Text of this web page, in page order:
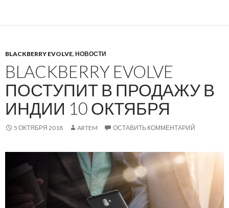
BLACKBERRY EVOLVE, НОВОСТИ
BLACKBERRY EVOLVE
ПОСТУПИТ В ПРОДАЖУ В
ИНДИИ 10 ОКТЯБРЯ
5 ОКТЯБРЯ 2018 ARTEM ОСТАВИТЬ КОММЕНТАРИЙ